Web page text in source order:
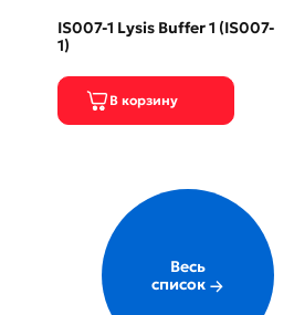
IS007-1 Lysis Buffer 1 (IS007-
1)
Весь
список